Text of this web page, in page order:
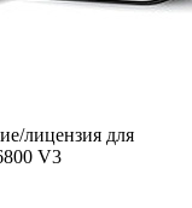
лицензия для
V3